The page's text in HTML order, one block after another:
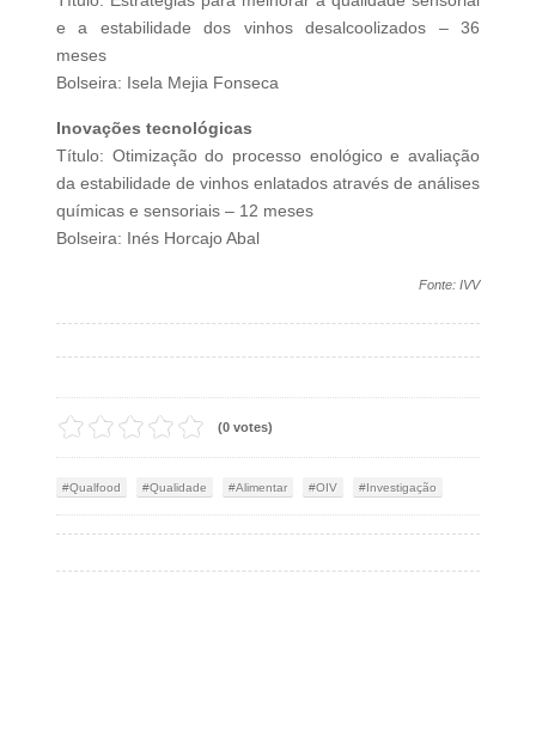
e a estabilidade dos vinhos desalcoolizados – 36
meses
Bolseira: Isela Mejia Fonseca
Inovações tecnológicas
Título: Otimização do processo enológico e avaliação
da estabilidade de vinhos enlatados através de análises
químicas e sensoriais – 12 meses
Bolseira: Inés Horcajo Abal
Fonte: IVV
(0 votes)
Qualfood Qualidade Alimentar OIV Investigação